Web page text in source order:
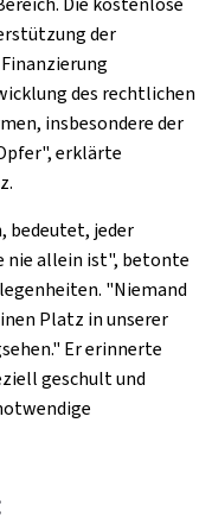
der
des rechtlichen
insbesondere der
erklärte
bedeutet, jeder
nie allein ist", betonte
"Niemand
Platz in unserer
Er erinnerte
geschult und